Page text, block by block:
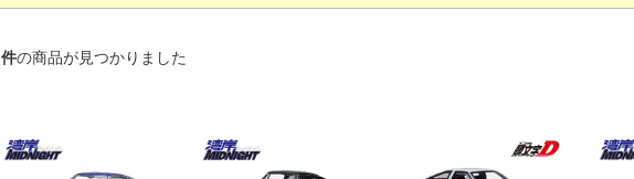
件の商品が見つかりました